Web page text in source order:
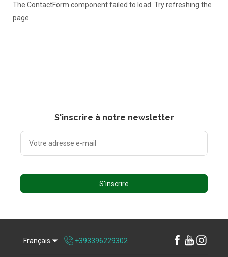
The ContactForm component failed to load. Try refreshing the
page.
S'inscrire à notre newsletter
S'inscrire
Français +393396229302